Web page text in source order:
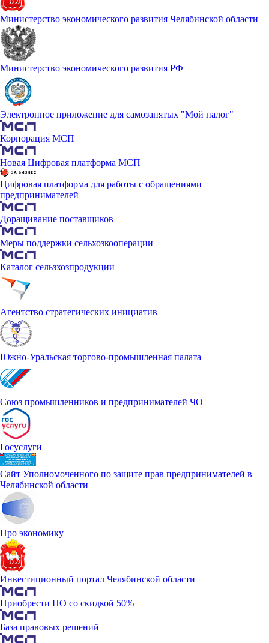
Министерство экономического развития Челябинской области
Министерство экономического развития РФ
Электронное приложение для самозанятых "Мой налог"
Корпорация МСП
Новая Цифровая платформа МСП
Цифровая платформа для работы с обращениями
предпринимателей
Доращивание поставщиков
Меры поддержки сельхозкооперации
Каталог сельзхозпродукции
Агентство стратегических инициатив
Южно-Уральская торгово-промышленная палата
Союз промышленников и предпринимателей ЧО
Госуслуги
Сайт Уполномоченного по защите прав предпринимателей в
Челябинской области
Про экономику
Инвестиционный портал Челябинской области
Приобрести ПО со скидкой 50%
База правовых решений